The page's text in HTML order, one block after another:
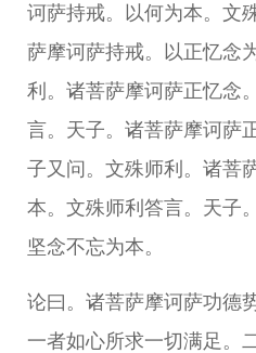
诃萨持戒。以何为本。文
萨摩诃萨持戒。以正忆念
利。诸菩萨摩诃萨正忆念
言。天子。诸菩萨摩诃萨
子又问。文殊师利。诸菩
本。文殊师利答言。天子
坚念不忘为本。
论曰。诸菩萨摩诃萨功德
一者如心所求一切满足。